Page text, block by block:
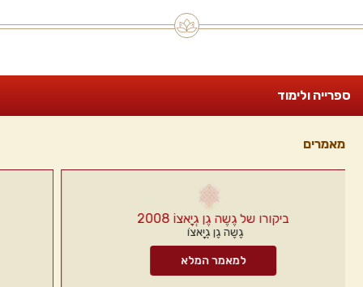
ספרייה ולימוד
מאמרים
ארבע קבוצות מצבי התודעה
הנזירה (אני) לוסנג
למאמר המלא